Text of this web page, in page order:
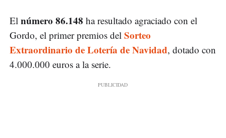
El número 86.148 ha resultado agraciado con el
Gordo, el primer premios del Sorteo
Extraordinario de Lotería de Navidad, dotado con
4.000.000 euros a la serie.